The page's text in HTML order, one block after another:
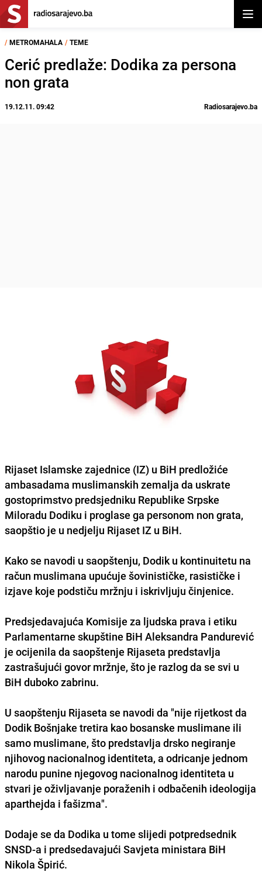
/ METROMAHALA / TEME
Cerić predlaže: Dodika za persona
non grata
19.12.11. 09:42 Radiosarajevo.ba
Rijaset Islamske zajednice (IZ) u BiH predložiće
ambasadama muslimanskih zemalja da uskrate
gostoprimstvo predsjedniku Republike Srpske
Miloradu Dodiku i proglase ga personom non grata,
saopštio je u nedjelju Rijaset IZ u BiH.
Kako se navodi u saopštenju, Dodik u kontinuitetu na
račun muslimana upućuje šovinističke, rasističke i
izjave koje podstiču mržnju i iskrivljuju činjenice.
Predsjedavajuća Komisije za ljudska prava i etiku
Parlamentarne skupštine BiH Aleksandra Pandurević
je ocijenila da saopštenje Rijaseta predstavlja
zastrašujući govor mržnje, što je razlog da se svi u
BiH duboko zabrinu.
U saopštenju Rijaseta se navodi da "nije rijetkost da
Dodik Bošnjake tretira kao bosanske muslimane ili
samo muslimane, što predstavlja drsko negiranje
njihovog nacionalnog identiteta, a odricanje jednom
narodu punine njegovog nacionalnog identiteta u
stvari je oživljavanje poraženih i odbačenih ideologija
aparthejda i fašizma".
Dodaje se da Dodika u tome slijedi potpredsednik
SNSD-a i predsedavajući Savjeta ministara BiH
Nikola Špirić.